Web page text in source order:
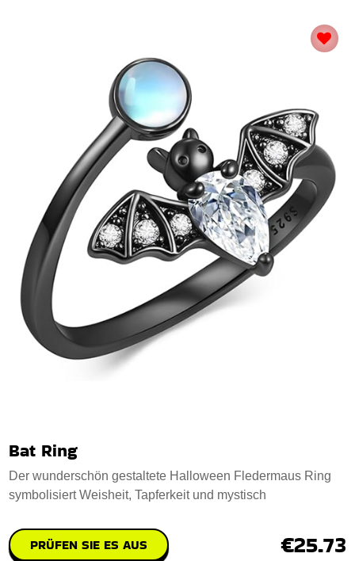
Bat Ring
Der wunderschön gestaltete Halloween Fledermaus Ring
symbolisiert Weisheit, Tapferkeit und mystisch
PRÜFEN SIE ES AUS €25.73